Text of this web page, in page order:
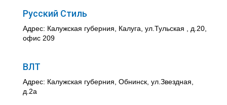
Русский Стиль
Адрес: Калужская губерния, Калуга, ул.Тульская , д.20,
офис 209
ВЛТ
Адрес: Калужская губерния, Обнинск, ул.Звездная,
д.2а